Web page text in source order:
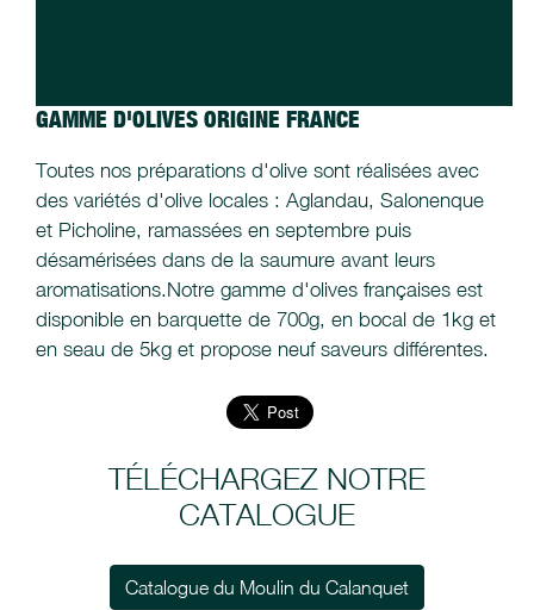
GAMME D'OLIVES ORIGINE FRANCE
Toutes nos préparations d'olive sont réalisées avec
des variétés d'olive locales : Aglandau, Salonenque
et Picholine, ramassées en septembre puis
désamérisées dans de la saumure avant leurs
aromatisations.Notre gamme d'olives françaises est
disponible en barquette de 700g, en bocal de 1kg et
en seau de 5kg et propose neuf saveurs différentes.
TÉLÉCHARGEZ NOTRE
CATALOGUE
Catalogue du Moulin du Calanquet